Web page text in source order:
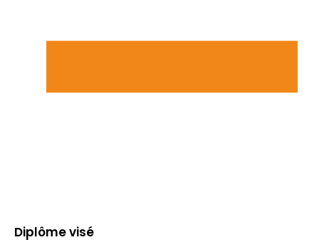
Diplôme visé